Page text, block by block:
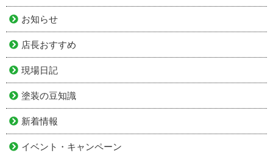
お知らせ
店長おすすめ
現場日記
塗装の豆知識
新着情報
イベント・キャンペーン